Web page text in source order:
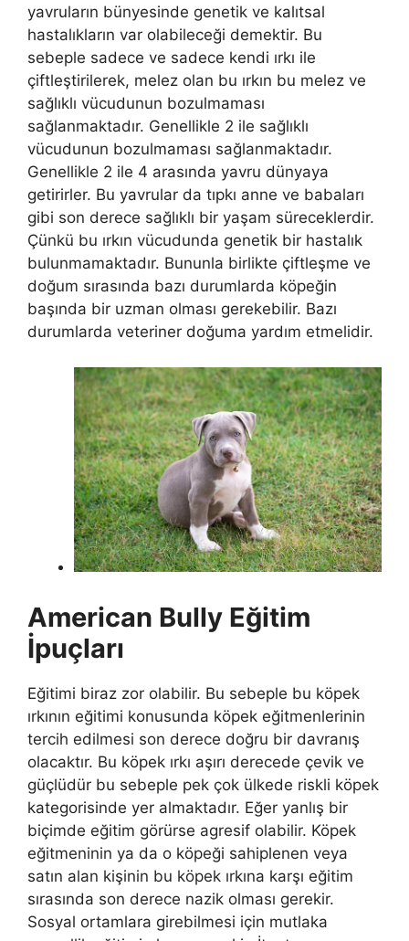
yavruların bünyesinde genetik ve kalıtsal
hastalıkların var olabileceği demektir. Bu
sebeple sadece ve sadece kendi ırkı ile
çiftleştirilerek, melez olan bu ırkın bu melez ve
sağlıklı vücudunun bozulmaması
sağlanmaktadır. Genellikle 2 ile sağlıklı
vücudunun bozulmaması sağlanmaktadır.
Genellikle 2 ile 4 arasında yavru dünyaya
getirirler. Bu yavrular da tıpkı anne ve babaları
gibi son derece sağlıklı bir yaşam süreceklerdir.
Çünkü bu ırkın vücudunda genetik bir hastalık
bulunmamaktadır. Bununla birlikte çiftleşme ve
doğum sırasında bazı durumlarda köpeğin
başında bir uzman olması gerekebilir. Bazı
durumlarda veteriner doğuma yardım etmelidir.
American Bully Eğitim
İpuçları
Eğitimi biraz zor olabilir. Bu sebeple bu köpek
ırkının eğitimi konusunda köpek eğitmenlerinin
tercih edilmesi son derece doğru bir davranış
olacaktır. Bu köpek ırkı aşırı derecede çevik ve
güçlüdür bu sebeple pek çok ülkede riskli köpek
kategorisinde yer almaktadır. Eğer yanlış bir
biçimde eğitim görürse agresif olabilir. Köpek
eğitmeninin ya da o köpeği sahiplenen veya
satın alan kişinin bu köpek ırkına karşı eğitim
sırasında son derece nazik olması gerekir.
Sosyal ortamlara girebilmesi için mutlaka